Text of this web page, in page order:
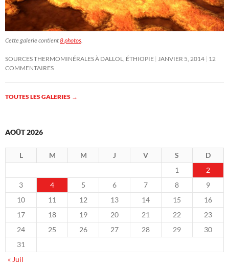
Cette galerie contient8 photos
SOURCES THERMOMINÉRALES À DALLOL, ÉTHIOPIE JANVIER 5, 2014 12
COMMENTAIRES
TOUTES LES GALERIES →
AOÛT 2026
L M M J V S
D
1
2
3
4 5 6 7 8
9
10
11 12 13 14 15
16
17
18 19 20 21 22
23
24
25 26 27 28 29
30
31
« Juil